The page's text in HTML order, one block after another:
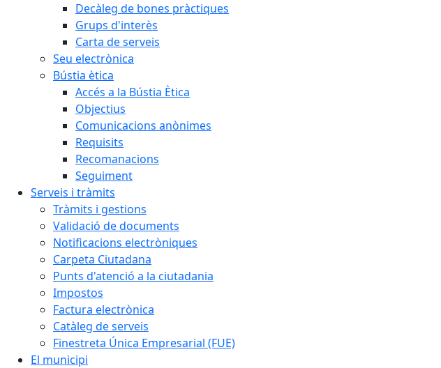
Decàleg de bones pràctiques
Grups d'interès
Carta de serveis
Seu electrònica
Bústia ètica
Accés a la Bústia Ètica
Objectius
Comunicacions anònimes
Requisits
Recomanacions
Seguiment
Serveis i tràmits
Tràmits i gestions
Validació de documents
Notificacions electròniques
Carpeta Ciutadana
Punts d'atenció a la ciutadania
Impostos
Factura electrònica
Catàleg de serveis
Finestreta Única Empresarial (FUE)
El municipi